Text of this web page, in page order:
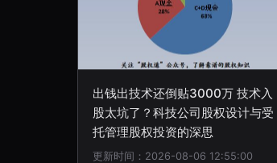
出钱出技术还倒贴3000万 技术入
股太坑了？科技公司股权设计与受
托管理股权投资的深思
更新时间：2026-08-06 12:55:00